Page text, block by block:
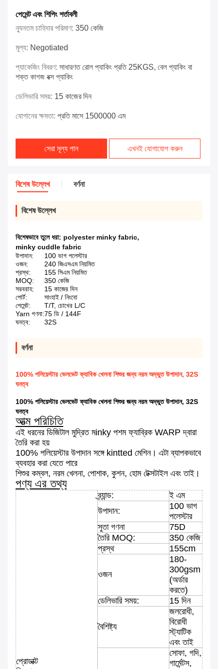
পেমেন্ট এবং শিপিং শর্তাবলী
ন্যূনতম চাহিদার পরিমাণ: 350 কেজি
মূল্য: Negotiated
প্যাকেজিং বিবরণ: সাধারণত রোল প্যাকিং প্রতি 25KGS, বেল প্যাকিং বা
শক্ত কাগজ বক্স প্যাকিং
ডেলিভারি সময়: 15 কাজের দিন
যোগানের ক্ষমতা: প্রতি মাসে 1500000 এম
সেরা মূল্য পান এখনই যোগাযোগ করুন
বিশেষ উল্লেখ বর্ণনা
বিশেষ উল্লেখ
বিশেষভাবে তুলে ধরা: polyester minky fabric,
minky cuddle fabric
উপাদান:
100 ভাগ পলেস্টার
ওজন:
240 জিএসএম নিয়মিত
প্রস্থ:
155 সিএম নিয়মিত
MOQ:
350 কেজি
সরবরাহ:
15 কাজের দিন
পোর্ট:
সাংহাই / নিংবো
পেমেন্ট:
T/T, চোখের L/C
Yarn গণনা:75 ডি / 144F
ঘনত্ব:
32S
বর্ণনা
100% পলিয়েস্টার ভেলভেট ফ্যাবিক খেলনা শিশুর জন্য নরম অদ্ভুত উপাদান, 32S
ঘনত্ব
100% পলিয়েস্টার ভেলভেট ফ্যাবিক খেলনা শিশুর জন্য নরম অদ্ভুত উপাদান, 32S
ঘনত্ব
আত্ম পরিচিতি
এই ধরনের ডিজিটাল মুদ্রিত মinky পশম ফ্যাব্রিক WARP দ্বারা
তৈরি করা হয়
100% পলিয়েস্টার উপাদান সঙ্গে kintted মেশিন। এটা ব্যাপকভাবে
ব্যবহার করা যেতে পারে
শিশুর কম্বল, নরম খেলনা, পোশাক, কুশন, হোম টেক্সটাইল এবং তাই।
পণ্য এর তথ্য
প্রোডাক্ট
ব্র্যান্ড:
ই এম
উপাদান:
100 ভাগ
পলেস্টার
সুতা গণনা
75D
তৈরি MOQ:
350 কেজি
প্রস্থ
155cm
ওজন
180-
300gsm
(অর্ডার
করতে)
ডেলিভারি সময়:
15 দিন
বৈশিষ্ট্য
জলরোধী,
বিরোধী
স্ট্যাটিক
এবং তাই
সোফা, গদি,
গার্মেন্টস,